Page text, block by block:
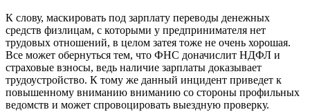
К слову, маскировать под зарплату переводы денежных
средств физлицам, с которыми у предпринимателя нет
трудовых отношений, в целом затея тоже не очень хорошая.
Все может обернуться тем, что ФНС доначислит НДФЛ и
страховые взносы, ведь наличие зарплаты доказывает
трудоустройство. К тому же данный инцидент приведет к
повышенному вниманию вниманию со стороны профильных
ведомств и может спровоцировать выездную проверку.